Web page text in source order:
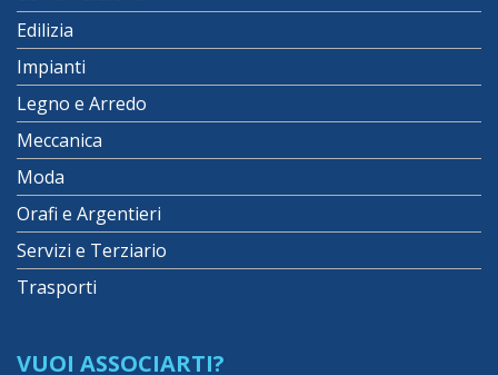
Edilizia
Impianti
Legno e Arredo
Meccanica
Moda
Orafi e Argentieri
Servizi e Terziario
Trasporti
VUOI ASSOCIARTI?